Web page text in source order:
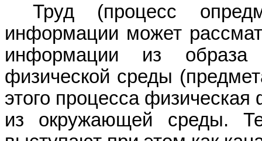
Труд (процесс
информации может
информации из образа
физической среды
этого процесса
из окружающей среды.